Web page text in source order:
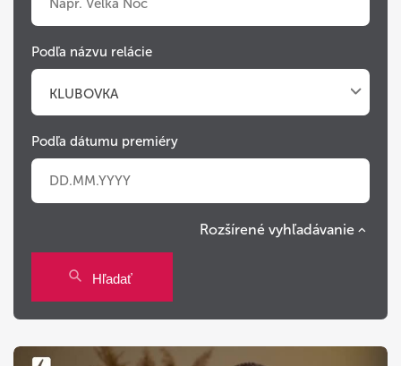
Podľa názvu relácie
KLUBOVKA
Podľa dátumu premiéry
Po Ut
27 28 29
11 12 13 14
Rozšírené vyhľadávanie
Hľadať